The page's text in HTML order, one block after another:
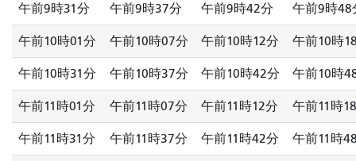
午前9時31分 午前9時37分 午前9時42分 午前9時48
午前10時01分 午前10時07分 午前10時12分 午前10時
午前10時31分 午前10時37分 午前10時42分 午前10時
午前11時01分 午前11時07分 午前11時12分 午前11時
午前11時31分 午前11時37分 午前11時42分 午前11時